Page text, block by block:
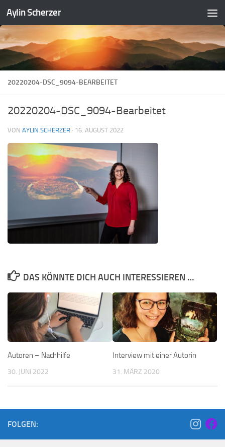
Zum Inhalt springen
Aylin Scherzer
20220204-DSC_9094-BEARBEITET
20220204-DSC_9094-Bearbeitet
VON AYLIN SCHERZER · 16. AUGUST 2022
DAS KÖNNTE DICH AUCH INTERESSIEREN …
Autoren – Nachhilfe
30. JUNI 2022
Interview mit einer Autorin
31. MÄRZ 2020
FOLGEN: